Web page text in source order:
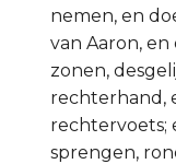
nemen, en
van Aaron,
zonen,
rechterhand,
rechtervoets;
sprengen,